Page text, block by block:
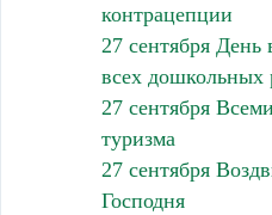
контрацепции
27 сентября День
всех дошкольных
27 сентября
туризма
27 сентября
Господня